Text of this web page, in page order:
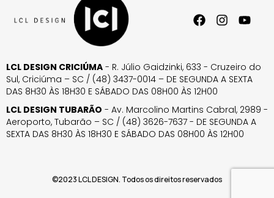
LCL DESIGN CRICIÚMA - R. Júlio Gaidzinki, 633 - Cruzeiro do
Sul, Criciúma – SC / (48) 3437-0014 – DE SEGUNDA A SEXTA
DAS 8H30 ÀS 18H30 E SÁBADO DAS 08H00 ÀS 12H00
LCL DESIGN TUBARÃO - Av. Marcolino Martins Cabral, 2989 -
Aeroporto, Tubarão – SC / (48) 3626-7637 - DE SEGUNDA A
SEXTA DAS 8H30 ÀS 18H30 E SÁBADO DAS 08H00 ÀS 12H00
©2023 LCL DESIGN. Todos os direitos reservados